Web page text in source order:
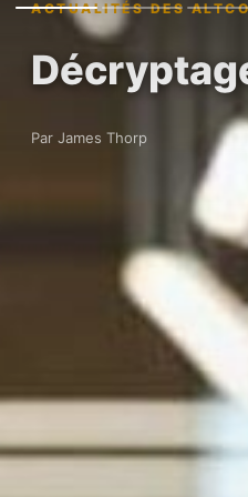
ACTUALITÉS DES
Par James Thorp